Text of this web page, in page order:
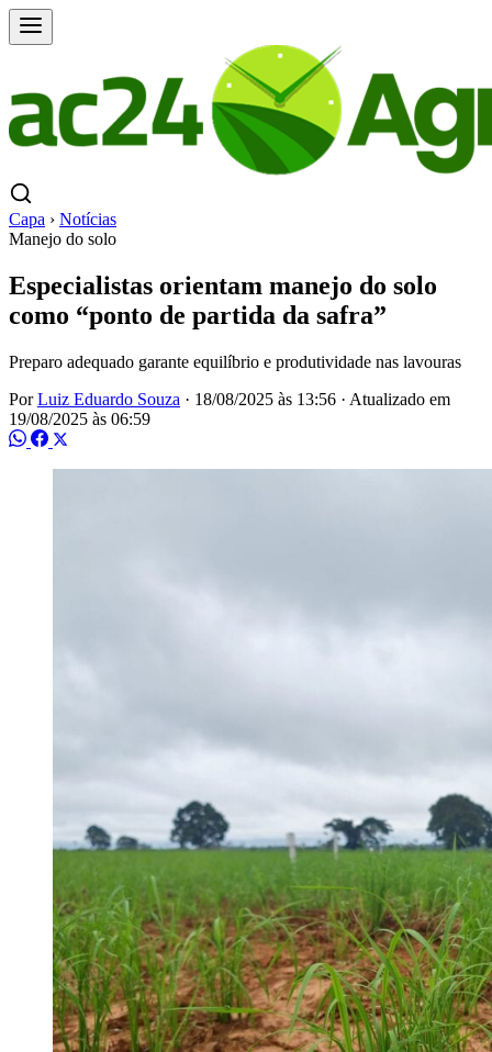
Capa › Notícias
Manejo do solo
Especialistas orientam manejo do solo
como “ponto de partida da safra”
Preparo adequado garante equilíbrio e produtividade nas lavouras
PorLuiz Eduardo Souza · 18/08/2025 às 13:56 · Atualizado em
19/08/2025 às 06:59